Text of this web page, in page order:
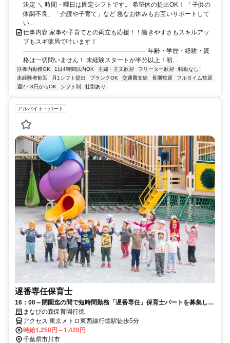
決定 ＼ 時間・曜日は固定シフトです。 希望休の提出OK！ 「子供の
体調不良」「介護や子育て」など 急なお休みもお互いサポートして
い...
仕事内容 家事や子育てとの両立も応援！！働きやすさもスキルアッ
プもスギ薬局で叶います！
―――――――――――――――――――― 年齢・学歴・経験・資
格は一切問いません！ 未経験スタートが半分以上！初...
扶養内勤務OK 1日4時間以内OK 主婦・主夫歓迎 フリーター歓迎
転勤なし
未経験者歓迎
月1シフト提出 ブランクOK 交通費支給 長期歓迎
フルタイム歓迎
週2・3日からOK
シフト制 社割あり
アルバイト・パート
遅番専任保育士
16：00～閉園迄の間で短時間勤務「遅番専任」保育士パートを募集しま
す！週3日～シフトOK！
まなびの森保育園行徳
アクセス 東京メトロ東西線行徳駅徒歩5分
時給1,250円～1,420円
千葉県市川市